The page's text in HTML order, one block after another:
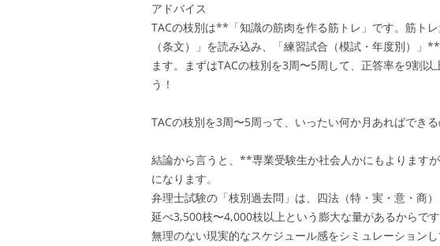
アドバイス
TACの枝別は**「知識の筋肉を作る筋トレ」です。筋ト
（条文）」を読み込み、「練習試合（模試・年度別）」
ます。まずはTACの枝別を3周〜5周して、正答率を9割
う！
TACの枝別を3周〜5周って、いったい何か月あればできる
結論から言うと、**専業受験生か社会人かにもよります
になります。
弁理士試験の「枝別過去問」は、四法（特・実・意・商
延べ3,500枝〜4,000枝以上という膨大な量があるからです
無理のない現実的なスケジュール感をシミュレーションし